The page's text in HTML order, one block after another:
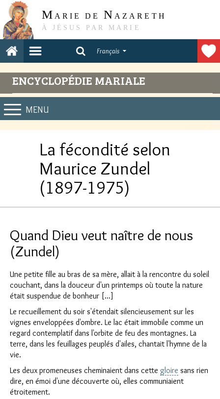
M ARIE DE N AZARETH
À JÉSUS PAR MARIE
Français
ENCYCLOPÉDIE MARIALE
MENU
La fécondité selon
Maurice Zundel
(1897-1975)
Quand Dieu veut naître de nous
(Zundel)
Une petite fille au bras de sa mère, allait à la rencontre du soleil
couchant, dans la douceur d'un printemps où toute la nature
était suspendue de bonheur [...]
Le recueillement du soir s'étendait silencieusement sur les
vignes enveloppées d'ombre. Le lac était immobile comme un
regard contemplatif dans l'orbite de feu des montagnes. La
terre, dans les feuillages peuplés d'ailes, chantait l'hymne de la
vie.
Les deux promeneuses cheminaient dans cette gloire sans rien
dire, en émoi d'une découverte où, elles communiaient
étroitement.